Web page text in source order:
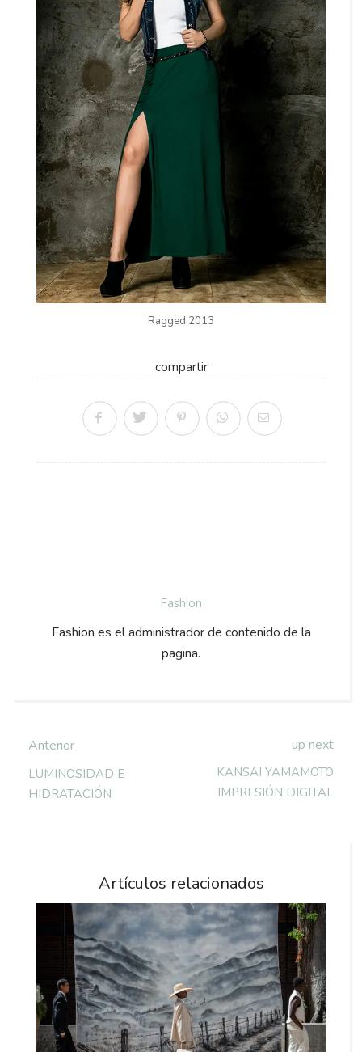
Ragged 2013
compartir
Fashion
Fashion es el administrador de contenido de la
pagina.
Anterior
LUMINOSIDAD E
HIDRATACIÓN
up next
KANSAI YAMAMOTO
IMPRESIÓN DIGITAL
Artículos relacionados